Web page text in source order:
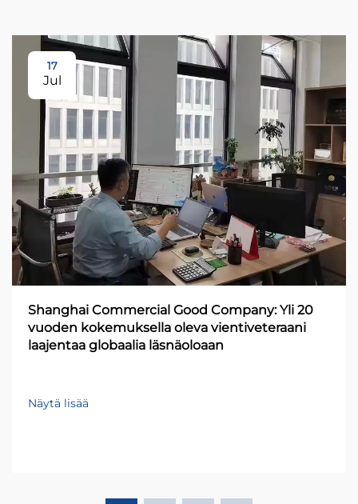
17
Jul
Shanghai Commercial Good Company: Yli 20
vuoden kokemuksella oleva vientiveteraani
laajentaa globaalia läsnäoloaan
Näytä lisää